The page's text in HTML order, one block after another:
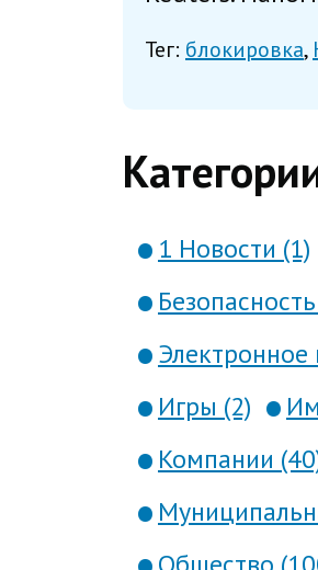
Тег: блокировка
1 Новости (1)
Электронное
Игры (2)
Компании